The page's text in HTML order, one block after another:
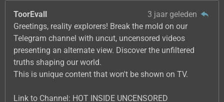
ToorEvall
3 jaar geleden
Greetings, reality explorers! Break the mold on our
Telegram channel with uncut, uncensored videos
presenting an alternate view. Discover the unfiltered
truths shaping our world.
This is unique content that won't be shown on TV.
Link to Channel: HOT INSIDE UNCENSORED